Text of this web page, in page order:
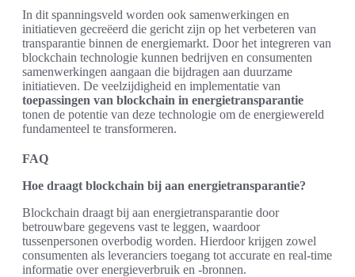
In dit spanningsveld worden ook samenwerkingen en
initiatieven gecreëerd die gericht zijn op het verbeteren van
transparantie binnen de energiemarkt. Door het integreren van
blockchain technologie kunnen bedrijven en consumenten
samenwerkingen aangaan die bijdragen aan duurzame
initiatieven. De veelzijdigheid en implementatie van
toepassingen van blockchain in energietransparantie
tonen de potentie van deze technologie om de energiewereld
fundamenteel te transformeren.
FAQ
Hoe draagt blockchain bij aan energietransparantie?
Blockchain draagt bij aan energietransparantie door
betrouwbare gegevens vast te leggen, waardoor
tussenpersonen overbodig worden. Hierdoor krijgen zowel
consumenten als leveranciers toegang tot accurate en real-time
informatie over energieverbruik en -bronnen.